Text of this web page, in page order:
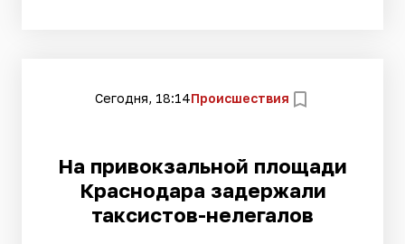
Сегодня, 18:14Происшествия
На привокзальной площади
Краснодара задержали
таксистов-нелегалов